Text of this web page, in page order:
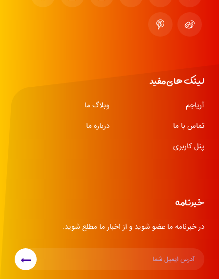
لینک های مفید
آریاجم
وبلاگ ما
تماس با ما
درباره ما
پنل کاربری
خبرنامه
در خبرنامه ما عضو شوید و از اخبار ما مطلع شوید.